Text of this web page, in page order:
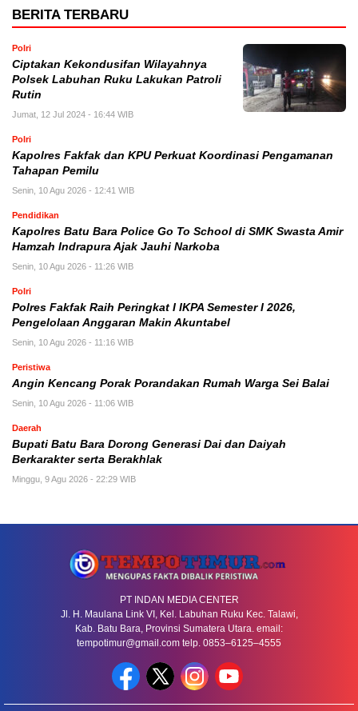
BERITA TERBARU
Polri
Ciptakan Kekondusifan Wilayahnya
Polsek Labuhan Ruku Lakukan Patroli
Rutin
Jumat, 12 Jul 2024 - 16:44 WIB
Polri
Kapolres Fakfak dan KPU Perkuat Koordinasi Pengamanan
Tahapan Pemilu
Senin, 10 Agu 2026 - 12:41 WIB
Pendidikan
Kapolres Batu Bara Police Go To School di SMK Swasta Amir
Hamzah Indrapura Ajak Jauhi Narkoba
Senin, 10 Agu 2026 - 11:26 WIB
Polri
Polres Fakfak Raih Peringkat I IKPA Semester I 2026,
Pengelolaan Anggaran Makin Akuntabel
Senin, 10 Agu 2026 - 11:16 WIB
Peristiwa
Angin Kencang Porak Porandakan Rumah Warga Sei Balai
Senin, 10 Agu 2026 - 11:06 WIB
Daerah
Bupati Batu Bara Dorong Generasi Dai dan Daiyah
Berkarakter serta Berakhlak
Minggu, 9 Agu 2026 - 22:29 WIB
PT INDAN MEDIA CENTER
Jl. H. Maulana Link VI, Kel. Labuhan Ruku Kec. Talawi,
Kab. Batu Bara, Provinsi Sumatera Utara. email:
tempotimur@gmail.com telp. 0853–6125–4555